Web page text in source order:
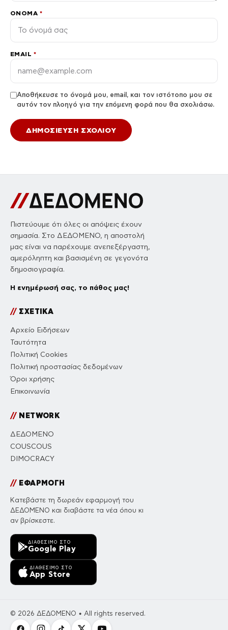
ΌΝΟΜΑ *
EMAIL *
Αποθήκευσε το όνομά μου, email, και τον ιστότοπο μου σε
αυτόν τον πλοηγό για την επόμενη φορά που θα σχολιάσω.
Πιστεύουμε ότι όλες οι απόψεις έχουν
σημασία. Στο ΔΕΔΟΜΕΝΟ, η αποστολή
μας είναι να παρέχουμε ανεπεξέργαστη,
αμερόληπτη και βασισμένη σε γεγονότα
δημοσιογραφία.
Η ενημέρωσή σας, το πάθος μας!
//ΣΧΕΤΙΚΑ
Αρχείο Ειδήσεων
Ταυτότητα
Πολιτική Cookies
Πολιτική προστασίας δεδομένων
Όροι χρήσης
Επικοινωνία
//NETWORK
ΔΕΔΟΜΕΝΟ
COUSCOUS
DIMOCRACY
//ΕΦΑΡΜΟΓΗ
Κατεβάστε τη δωρεάν εφαρμογή του
ΔΕΔΟΜΕΝΟ και διαβάστε τα νέα όπου κι
αν βρίσκεστε.
ΔΙΑΘΈΣΙΜΟ ΣΤΟ
Google Play
ΔΙΑΘΈΣΙΜΟ ΣΤΟ
App Store
© 2026 ΔΕΔΟΜΕΝΟ • All rights reserved.